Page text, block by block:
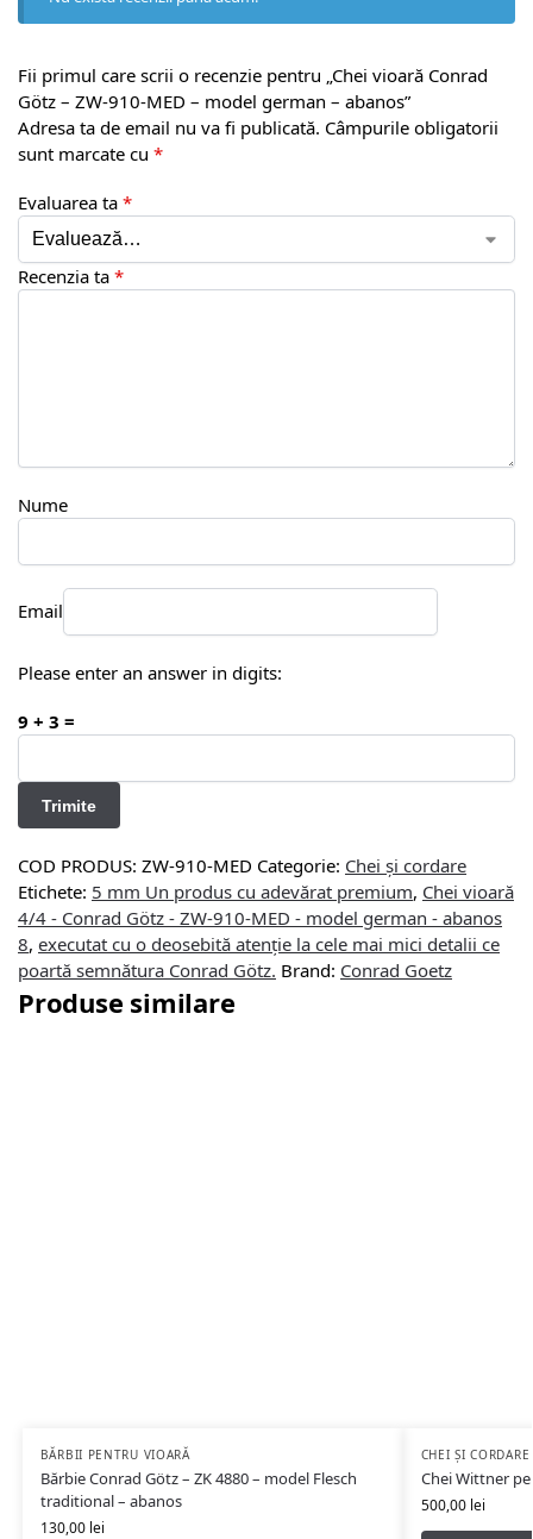
Fii primul care scrii o recenzie pentru „Chei vioară Conrad
Götz – ZW-910-MED – model german – abanos”
Adresa ta de email nu va fi publicată. Câmpurile obligatorii
sunt marcate cu *
Evaluarea ta *
Recenzia ta *
Nume
Email
Please enter an answer in digits:
9 + 3 =
COD PRODUS: ZW-910-MED Categorie: Chei și cordare
Etichete: 5 mm Un produs cu adevărat premium, Chei vioară
4/4 - Conrad Götz - ZW-910-MED - model german - abanos
8, executat cu o deosebită atenție la cele mai mici detalii ce
poartă semnătura Conrad Götz. Brand: Conrad Goetz
Produse similare
BĂRBII PENTRU VIOARĂ
Bărbie Conrad Götz – ZK 4880 – model Flesch
traditional – abanos
130,00 lei
CHEI ȘI CORDARE
Chei Wittner
500,00 lei